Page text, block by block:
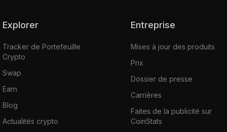
Explorer
Tracker de Portefeuille
Crypto
Swap
Earn
Blog
Actualités crypto
Entreprise
Mises à jour des produits
Prix
Dossier de presse
Carrières
Faites de la publicité sur
CoinStats